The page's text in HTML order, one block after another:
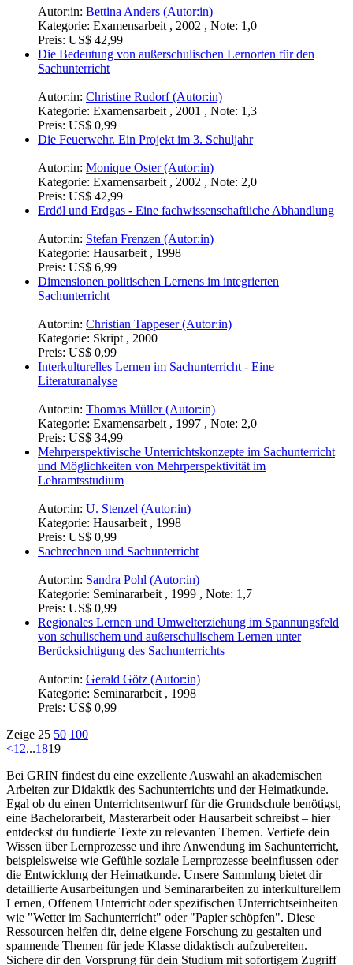
Autor:in: Bettina Anders (Autor:in)
Kategorie: Examensarbeit , 2002 , Note: 1,0
Preis: US$ 42,99
Die Bedeutung von außerschulischen Lernorten für den
Sachunterricht
Autor:in: Christine Rudorf (Autor:in)
Kategorie: Examensarbeit , 2001 , Note: 1,3
Preis: US$ 0,99
Die Feuerwehr. Ein Projekt im 3. Schuljahr
Autor:in: Monique Oster (Autor:in)
Kategorie: Examensarbeit , 2002 , Note: 2,0
Preis: US$ 42,99
Erdöl und Erdgas - Eine fachwissenschaftliche Abhandlung
Autor:in: Stefan Frenzen (Autor:in)
Kategorie: Hausarbeit , 1998
Preis: US$ 6,99
Dimensionen politischen Lernens im integrierten
Sachunterricht
Autor:in: Christian Tappeser (Autor:in)
Kategorie: Skript , 2000
Preis: US$ 0,99
Interkulturelles Lernen im Sachunterricht - Eine
Literaturanalyse
Autor:in: Thomas Müller (Autor:in)
Kategorie: Examensarbeit , 1997 , Note: 2,0
Preis: US$ 34,99
Mehrperspektivische Unterrichtskonzepte im Sachunterricht
und Möglichkeiten von Mehrperspektivität im
Lehramtsstudium
Autor:in: U. Stenzel (Autor:in)
Kategorie: Hausarbeit , 1998
Preis: US$ 0,99
Sachrechnen und Sachunterricht
Autor:in: Sandra Pohl (Autor:in)
Kategorie: Seminararbeit , 1999 , Note: 1,7
Preis: US$ 0,99
Regionales Lernen und Umwelterziehung im Spannungsfeld
von schulischem und außerschulischem Lernen unter
Berücksichtigung des Sachunterrichts
Autor:in: Gerald Götz (Autor:in)
Kategorie: Seminararbeit , 1998
Preis: US$ 0,99
Zeige 25 50 100
<12...1819
Bei GRIN findest du eine exzellente Auswahl an akademischen
Arbeiten zur Didaktik des Sachunterrichts und der Heimatkunde.
Egal ob du einen Unterrichtsentwurf für die Grundschule benötigst,
eine Bachelorarbeit, Masterarbeit oder Hausarbeit schreibst – hier
entdeckst du fundierte Texte zu relevanten Themen. Vertiefe dein
Wissen über Lernprozesse und ihre Anwendung im Sachunterricht,
beispielsweise wie Gefühle soziale Lernprozesse beeinflussen oder
die Entwicklung der Heimatkunde. Unsere Sammlung bietet dir
detaillierte Ausarbeitungen und Seminararbeiten zu interkulturellem
Lernen, Offenem Unterricht oder spezifischen Unterrichtseinheiten
wie "Wetter im Sachunterricht" oder "Papier schöpfen". Diese
Ressourcen helfen dir, deine eigene Forschung zu gestalten und
spannende Themen für jede Klasse didaktisch aufzubereiten.
Sichere dir den Vorsprung für dein Studium mit sofortigem Zugriff